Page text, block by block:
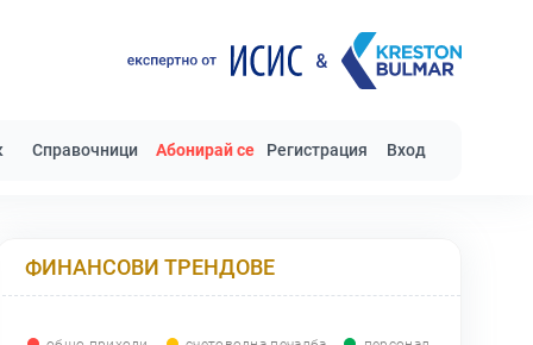
Справочници Абонирай се Регистрация Вход
ФИНАНСОВИ ТРЕНДОВЕ